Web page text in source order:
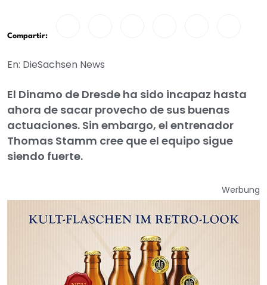
Compartir:
En: DieSachsen News
El Dinamo de Dresde ha sido incapaz hasta
ahora de sacar provecho de sus buenas
actuaciones. Sin embargo, el entrenador
Thomas Stamm cree que el equipo sigue
siendo fuerte.
Werbung